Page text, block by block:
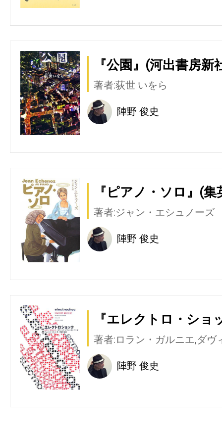
『公園』(河出書房新
著者:荻世 いをら
陣野 俊史
『ピアノ・ソロ』(集
著者:ジャン・エシュノーズ
陣野 俊史
『エレクトロ・ショ
著者:ロラン・ガルニエ,ダヴ
陣野 俊史